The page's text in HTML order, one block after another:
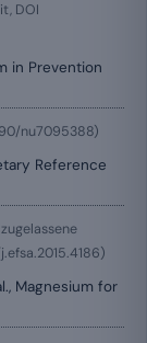
DOI
in Prevention
nu7095388)
Reference
Magnesium for